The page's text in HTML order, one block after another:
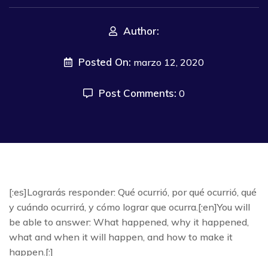
Author:
Posted On: marzo 12, 2020
Post Comments: 0
[:es]Lograrás responder: Qué ocurrió, por qué ocurrió, qué
y cuándo ocurrirá, y cómo lograr que ocurra.[:en]You will
be able to answer: What happened, why it happened,
what and when it will happen, and how to make it
happen.[:]